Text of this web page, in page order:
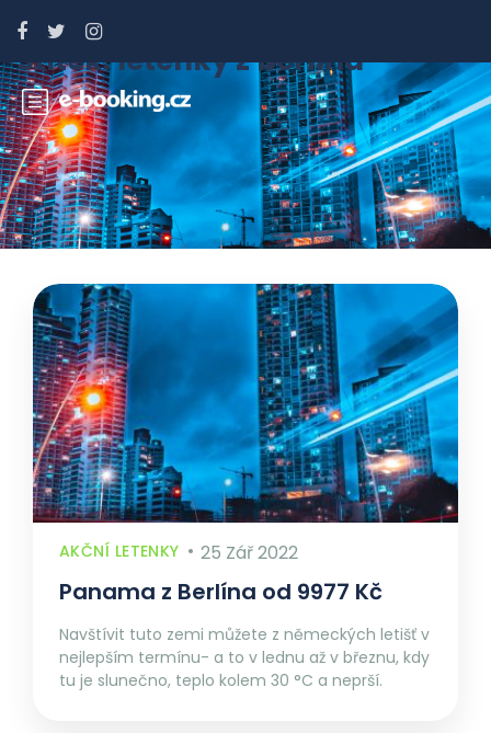
Štítek:letenky z berlína
AKČNÍ LETENKY 25 Zář 2022
Panama z Berlína od 9977 Kč
Navštívit tuto zemi můžete z německých letišť v
nejlepším termínu- a to v lednu až v březnu, kdy
tu je slunečno, teplo kolem 30 °C a neprší.